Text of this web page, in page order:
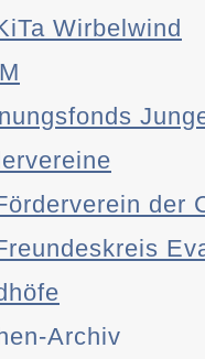
Wirbelwind
der
Archiv